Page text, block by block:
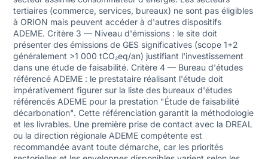
tertiaires (commerce, services, bureaux) ne sont pas éligibles
à ORION mais peuvent accéder à d'autres dispositifs
ADEME. Critère 3 — Niveau d'émissions : le site doit
présenter des émissions de GES significatives (scope 1+2
généralement >1 000 tCO₂eq/an) justifiant l'investissement
dans une étude de faisabilité. Critère 4 — Bureau d'études
référencé ADEME : le prestataire réalisant l'étude doit
impérativement figurer sur la liste des bureaux d'études
référencés ADEME pour la prestation "Étude de faisabilité
décarbonation". Cette référenciation garantit la méthodologie
et les livrables. Une première prise de contact avec la DREAL
ou la direction régionale ADEME compétente est
recommandée avant toute démarche, car les priorités